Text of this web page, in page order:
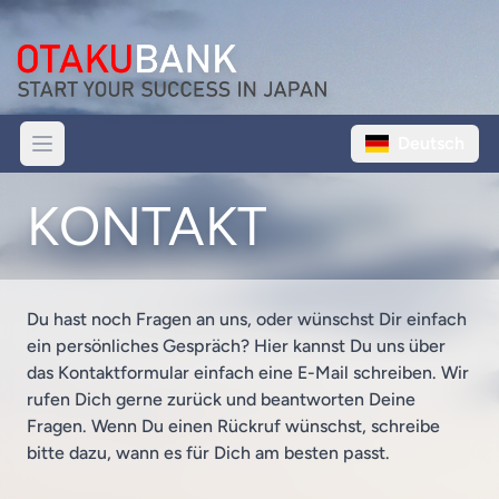
Du hast noch Fragen an uns, oder wünschst Dir einfach
ein persönliches Gespräch? Hier kannst Du uns über
das Kontaktformular einfach eine E-Mail schreiben. Wir
rufen Dich gerne zurück und beantworten Deine
Fragen. Wenn Du einen Rückruf wünschst, schreibe
bitte dazu, wann es für Dich am besten passt.
KONTAKT